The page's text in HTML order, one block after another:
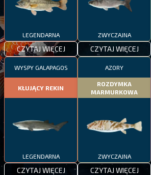
LEGENDARNA
CZYTAJ WIĘCEJ
ZWYCZAJNA
CZYTAJ WIĘCEJ
WYSPY GALAPAGOS
KŁUJĄCY REKIN
LEGENDARNA
CZYTAJ WIĘCEJ
AZORY
ROZDYMKA
MARMURKOWA
ZWYCZAJNA
CZYTAJ WIĘCEJ